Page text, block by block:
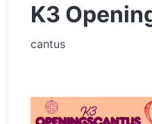
Shop
K3
cantus